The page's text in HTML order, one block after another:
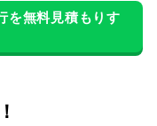
を無料見積もりす